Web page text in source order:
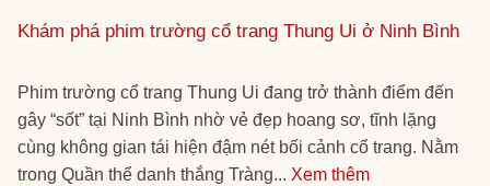
Khám phá phim trường cổ trang Thung Ui ở Ninh Bình
Phim trường cổ trang Thung Ui đang trở thành điểm đến
gây “sốt” tại Ninh Bình nhờ vẻ đẹp hoang sơ, tĩnh lặng
cùng không gian tái hiện đậm nét bối cảnh cổ trang. Nằm
trong Quần thể danh thắng Tràng... Xem thêm